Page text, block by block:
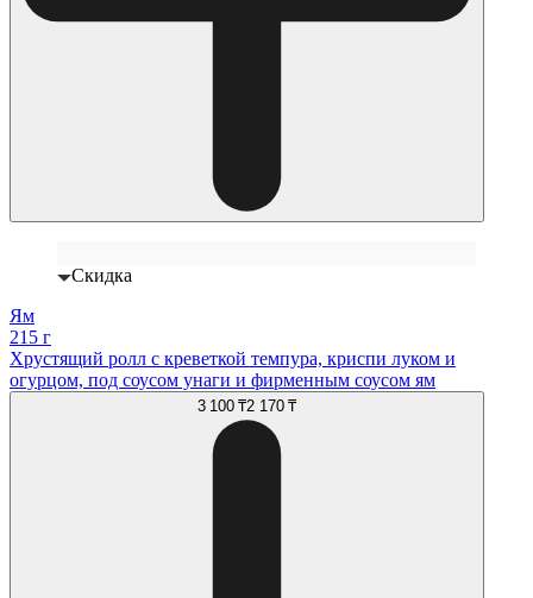
Скидка
Ям
215 г
Хрустящий ролл с креветкой темпура, криспи луком и
огурцом, под соусом унаги и фирменным соусом ям
3 100 ₸2 170 ₸